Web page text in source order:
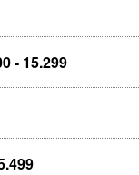
- 15.299